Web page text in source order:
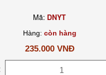
Mã: DNYT
Hàng: còn hàng
235.000 VNĐ